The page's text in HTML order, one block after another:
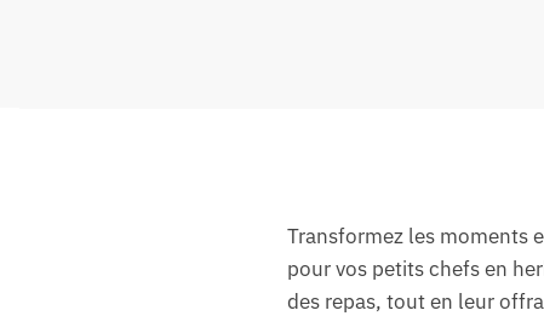
Transformez les moments
pour vos petits chefs en
des repas, tout en leur